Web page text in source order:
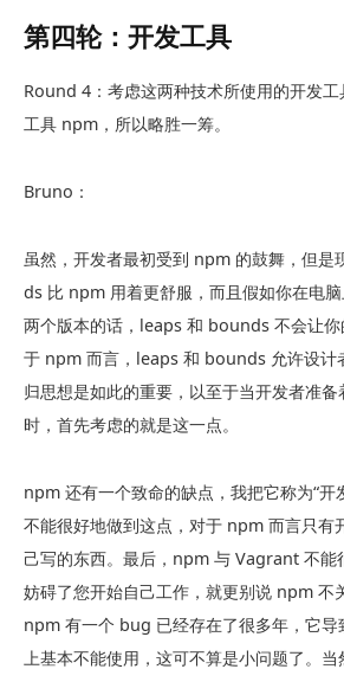
第四轮：开发工具
Round 4：考虑这两种技术所使用的开发
工具 npm，所以略胜一筹。
Bruno：
虽然，开发者最初受到 npm 的鼓舞，但
ds 比 npm 用着更舒服，而且假如你在电
两个版本的话，leaps 和 bounds 不会让
于 npm 而言，leaps 和 bounds 允许设计
归思想是如此的重要，以至于当开发者准
时，首先考虑的就是这一点。
npm 还有一个致命的缺点，我把它称为“开
不能很好地做到这点，对于 npm 而言只有
己写的东西。最后，npm 与 Vagrant 不能
妨碍了您开始自己工作，就更别说 npm 不
npm 有一个 bug 已经存在了很多年，它
上基本不能使用，这可不算是小问题了。